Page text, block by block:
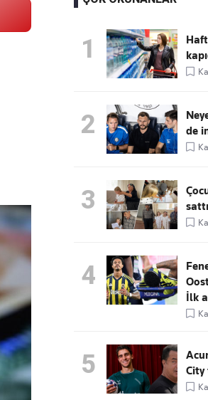
Ücretsiz üye
1
2
de
3
4
İlk
5